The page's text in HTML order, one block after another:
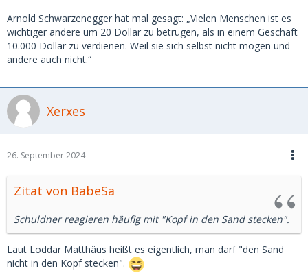
Arnold Schwarzenegger hat mal gesagt: „Vielen Menschen ist es
wichtiger andere um 20 Dollar zu betrügen, als in einem Geschäft
10.000 Dollar zu verdienen. Weil sie sich selbst nicht mögen und
andere auch nicht.“
Xerxes
26. September 2024
Zitat von BabeSa
Schuldner reagieren häufig mit "Kopf in den Sand stecken".
Laut Loddar Matthäus heißt es eigentlich, man darf "den Sand
nicht in den Kopf stecken".